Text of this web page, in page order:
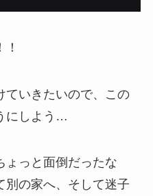
ていきたいので、この
にしよう…
ょっと面倒だったな
の家へ、そして迷子